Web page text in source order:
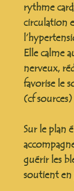
rythme
circulation
Elle calme
nerveux,
favorise le
(cf sources)
Sur le plan
guérir les
soutient en